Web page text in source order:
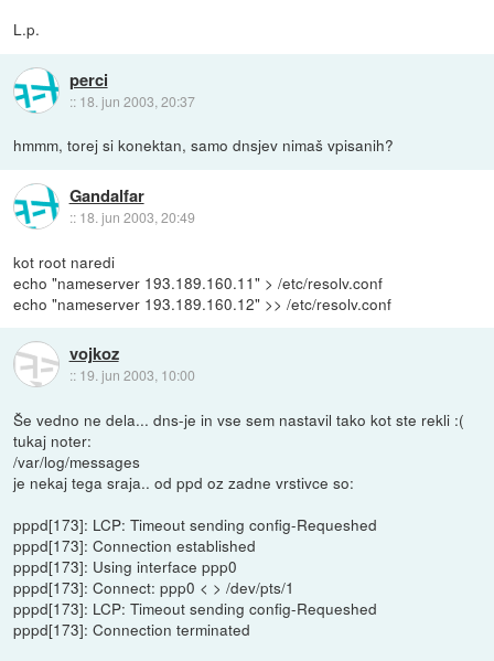
L.p.
perci
:: 18. jun 2003, 20:37
hmmm, torej si konektan, samo dnsjev nimaš vpisanih?
Gandalfar
:: 18. jun 2003, 20:49
kot root naredi
echo "nameserver 193.189.160.11" > /etc/resolv.conf
echo "nameserver 193.189.160.12" >> /etc/resolv.conf
vojkoz
:: 19. jun 2003, 10:00
Še vedno ne dela... dns-je in vse sem nastavil tako kot ste rekli :(
tukaj noter:
/var/log/messages
je nekaj tega sraja.. od ppd oz zadne vrstivce so:
pppd[173]: LCP: Timeout sending config-Requeshed
pppd[173]: Connection established
pppd[173]: Using interface ppp0
pppd[173]: Connect: ppp0 < > /dev/pts/1
pppd[173]: LCP: Timeout sending config-Requeshed
pppd[173]: Connection terminated